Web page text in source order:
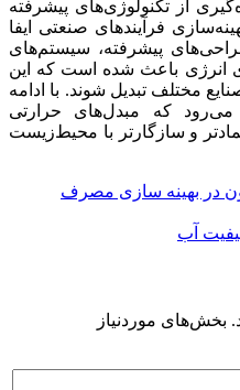
از تکنولوژی‌های پیشرفته
فرآیندهای صنعتی ایفا
طراحی‌های پیشرفته، سیستم‌های
انرژی باعث شده است که این
مختلف تبدیل شوند. با ادامه
می‌رود که مبدل‌های حرارتی
و سازگارتر با محیط‌زیست
در بهینه‌ سازی مصرف
آب
بخش‌های موردنیاز